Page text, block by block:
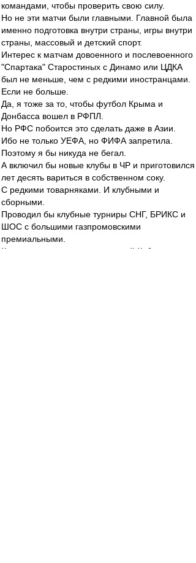
командами, чтобы проверить свою силу.
Но не эти матчи были главными. Главной была
именно подготовка внутри страны, игры внутри
страны, массовый и детский спорт.
Интерес к матчам довоенного и послевоенного
"Спартака" Старостиных с Динамо или ЦДКА
был не меньше, чем с редкими иностранцами.
Если не больше.
Да, я тоже за то, чтобы футбол Крыма и
Донбасса вошел в РФПЛ.
Но РФС побоится это сделать даже в Азии.
Ибо не только УЕФА, но ФИФА запретила.
Поэтому я бы никуда не бегал.
А включил бы новые клубы в ЧР и приготовился
лет десять вариться в собственном соку.
С редкими товарняками. И клубными и
сборными.
Проводил бы клубные турниры СНГ, БРИКС и
ШОС с большими газпромовскими
премиальными.
Кто-то мешает возродить зимний Кубок